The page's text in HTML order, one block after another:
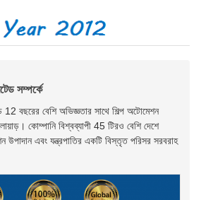
সম্পর্কে
12 বছরের বেশি অভিজ্ঞতার সাথে শিল্প অটোমেশন
কোম্পানি বিশ্বব্যাপী 45 টিরও বেশি দেশে
উপাদান এবং যন্ত্রপাতির একটি বিস্তৃত পরিসর সরবরাহ